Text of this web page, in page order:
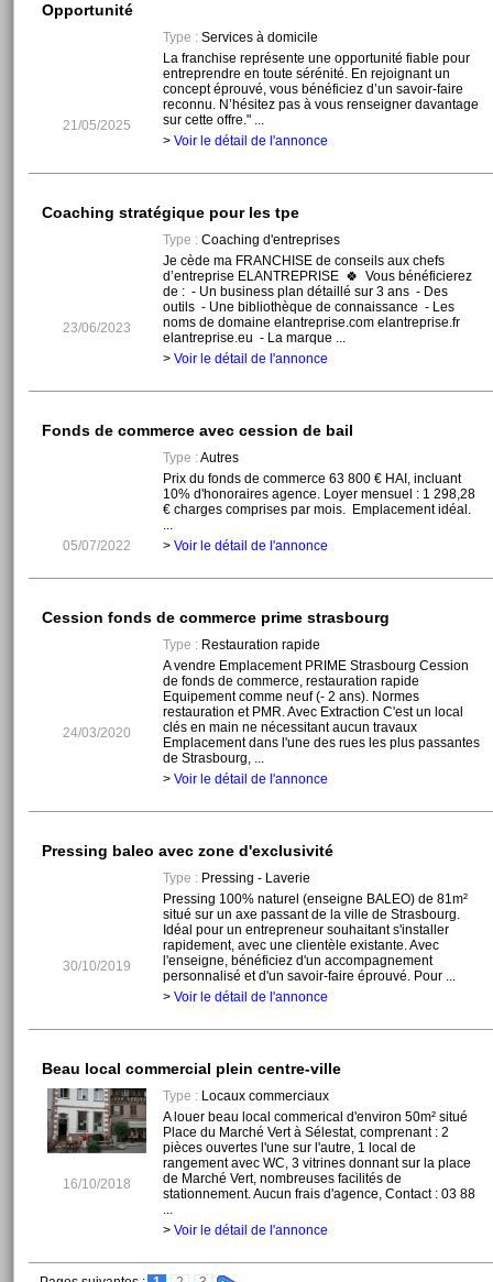
Opportunité
21/05/2025
Type :Services à domicile
La franchise représente une opportunité fiable pour
entreprendre en toute sérénité. En rejoignant un
concept éprouvé, vous bénéficiez d’un savoir-faire
reconnu. N’hésitez pas à vous renseigner davantage
sur cette offre." ...
> Voir le détail de l'annonce
Coaching stratégique pour les tpe
23/06/2023
Type :Coaching d'entreprises
Je cède ma FRANCHISE de conseils aux chefs
d’entreprise ELANTREPRISE 🍀 Vous bénéficierez
de : - Un business plan détaillé sur 3 ans - Des
outils - Une bibliothèque de connaissance - Les
noms de domaine elantreprise.com elantreprise.fr
elantreprise.eu - La marque ...
> Voir le détail de l'annonce
Fonds de commerce avec cession de bail
05/07/2022
Type :Autres
Prix du fonds de commerce 63 800 € HAI, incluant
10% d'honoraires agence. Loyer mensuel : 1 298,28
€ charges comprises par mois. Emplacement idéal.
...
> Voir le détail de l'annonce
Cession fonds de commerce prime strasbourg
24/03/2020
Type :Restauration rapide
A vendre Emplacement PRIME Strasbourg Cession
de fonds de commerce, restauration rapide
Equipement comme neuf (- 2 ans). Normes
restauration et PMR. Avec Extraction C'est un local
clés en main ne nécessitant aucun travaux
Emplacement dans l'une des rues les plus passantes
de Strasbourg, ...
> Voir le détail de l'annonce
Pressing baleo avec zone d'exclusivité
30/10/2019
Type :Pressing - Laverie
Pressing 100% naturel (enseigne BALEO) de 81m²
situé sur un axe passant de la ville de Strasbourg.
Idéal pour un entrepreneur souhaitant s'installer
rapidement, avec une clientèle existante. Avec
l'enseigne, bénéficiez d'un accompagnement
personnalisé et d'un savoir-faire éprouvé. Pour ...
> Voir le détail de l'annonce
Beau local commercial plein centre-ville
16/10/2018
Type :Locaux commerciaux
A louer beau local commerical d'environ 50m² situé
Place du Marché Vert à Sélestat, comprenant : 2
pièces ouvertes l'une sur l'autre, 1 local de
rangement avec WC, 3 vitrines donnant sur la place
de Marché Vert, nombreuses facilités de
stationnement. Aucun frais d'agence, Contact : 03 88
...
> Voir le détail de l'annonce